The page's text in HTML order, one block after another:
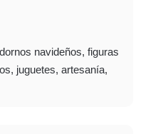
navideños, figuras
juguetes, artesanía,